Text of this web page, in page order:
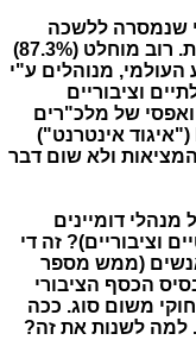
שנמסרה ללשכה
המשפטית של הכנסת - היא פשוט שקרית. רוב מוחלט (87.3%)
מנוהלים ע"י
וציבוריים
של מלכ"רים
ובסך הכל יש רק 3 מלכ"רים מסוג ISOC ("איגוד אינטרנט")
המציאות ולא שום דבר
דומיינים
וציבוריים)? זה די
(ממש מספר
הכסף הציבורי
משום סוג. ככה
למה לשנות את זה?